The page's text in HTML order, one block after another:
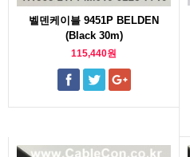
벨덴케이블 9451P BELDEN
(Black 30m)
115,440원